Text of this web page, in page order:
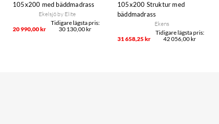
105x200 med bäddmadrass
Ekelsjö by Elite
20 990,00 kr 30 130,00 kr
105x200 Struktur med
bäddmadrass
Ekens
31 658,25 kr 42 056,00 kr